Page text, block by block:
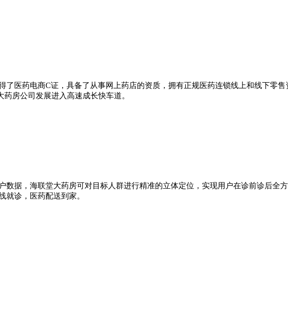
了医药电商C证，具备了从事网上药店的资质，拥有正规医药连锁线上和线下零
房公司发展进入高速成长快车道。
据，海联堂大药房可对目标人群进行精准的立体定位，实现用户在诊前诊后全
就诊，医药配送到家。